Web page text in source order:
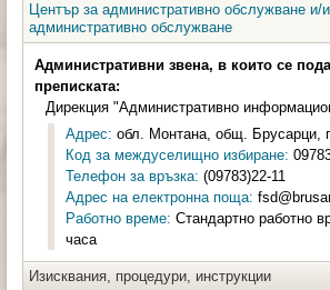
Център за административно обслужване и/
административно обслужване
Административни звена, в които се
преписката:
Дирекция "Административно
Адрес: обл. Монтана, общ. Брусарци,
Код за междуселищно избиране:
Телефон за връзка: (09783)22-11
Адрес на електронна поща:
Работно време: Стандартно работно
часа
Изисквания, процедури, инструкции